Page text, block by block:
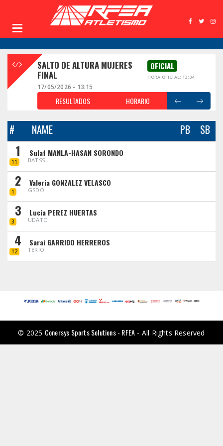
SALTO DE ALTURA MUJERES
FINAL
OFICIAL
HORA OFICIAL: 13:34
17/05/2026 - 13:15
RESULTADOS HORARIO
# NAME PB SB
1
11
Sulaf MANLA-HASAN SORONDO
BATSS
2
1
Valeria GONZALEZ VELASCO
GSDO
3
3
Lucia PEREZ HUERTAS
UDATO
4
12
Sarai GARRIDO HERREROS
TERIO
© 2025 Conersys Sports Solutions - RFEA - All Rights Reserved